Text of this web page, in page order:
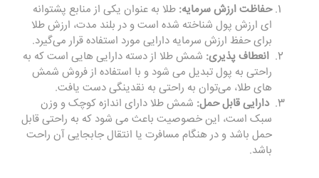
حفاظت ارزش سرمایه: طلا به عنوان یکی از منابع پشتوانه‌
ای ارزش پول شناخته شده است و در بلند مدت، ارزش طلا
برای حفظ ارزش سرمایه دارایی مورد استفاده قرار می‌گیرد.
انعطاف پذیری: شمش طلا از دسته دارایی ‌هایی است که به
راحتی به پول تبدیل می ‌شود و با استفاده از فروش شمش‌
های طلا، می‌توان به راحتی به نقدینگی دست یافت.
دارایی قابل حمل: شمش طلا دارای اندازه کوچک و وزن
سبک است، این خصوصیت باعث می شود که به راحتی قابل
حمل باشد و در هنگام مسافرت یا انتقال جابجایی آن راحت
باشد.